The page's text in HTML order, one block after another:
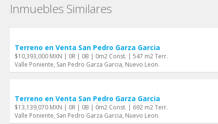
Inmuebles Similares
Terreno en Venta San Pedro Garza Garci­a
$10,393,000 MXN | 0R | 0B | 0m2 Const. | 547 m2 Terr.
Valle Poniente, San Pedro Garza Garci­a, Nuevo Leon.
Terreno en Venta San Pedro Garza Garci­a
$13,139,070 MXN | 0R | 0B | 0m2 Const. | 692 m2 Terr.
Valle Poniente, San Pedro Garza Garci­a, Nuevo Leon.